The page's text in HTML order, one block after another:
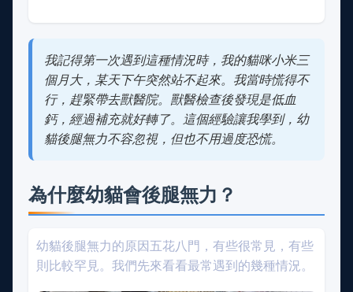
我記得第一次遇到這種情況時，我的貓咪小米三
個月大，某天下午突然站不起來。我當時慌得不
行，趕緊帶去獸醫院。獸醫檢查後發現是低血
鈣，經過補充就好轉了。這個經驗讓我學到，幼
貓後腿無力不容忽視，但也不用過度恐慌。
為什麼幼貓會後腿無力？
幼貓後腿無力的原因五花八門，有些很常見，有些
則比較罕見。我們先來看看最常遇到的幾種情況。